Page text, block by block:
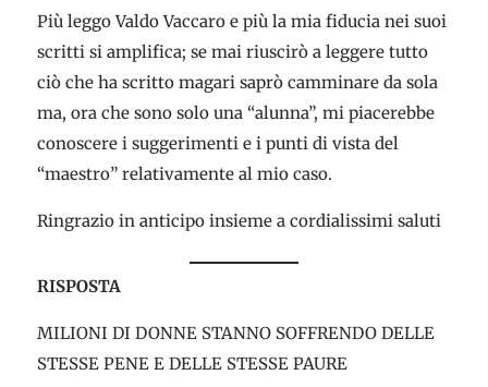
Più leggo Valdo Vaccaro e più la mia fiducia nei suoi
scritti si amplifica; se mai riuscirò a leggere tutto
ciò che ha scritto magari saprò camminare da sola
ma, ora che sono solo una “alunna”, mi piacerebbe
conoscere i suggerimenti e i punti di vista del
“maestro” relativamente al mio caso.
Ringrazio in anticipo insieme a cordialissimi saluti
RISPOSTA
MILIONI DI DONNE STANNO SOFFRENDO DELLE
STESSE PENE E DELLE STESSE PAURE